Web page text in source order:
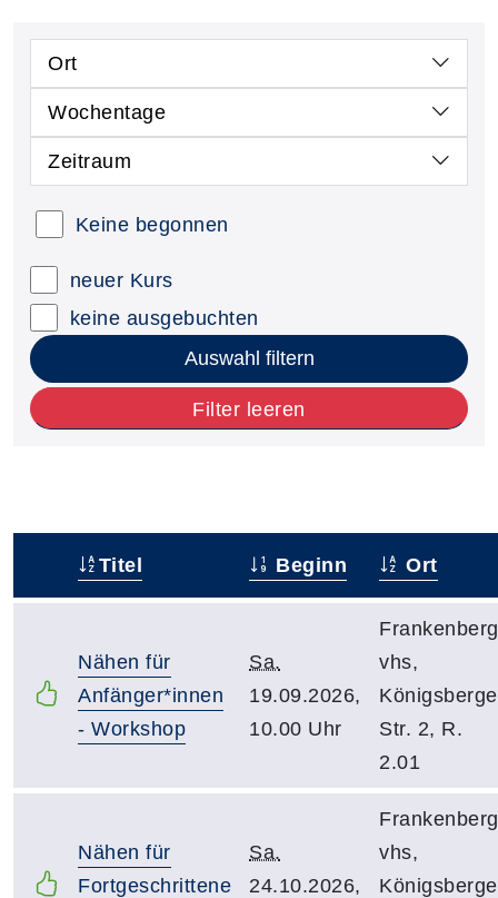
Ort
Wochentage
Zeitraum
Keine begonnen
neuer Kurs
keine ausgebuchten
Auswahl filtern
Filter leeren
Titel Beginn Ort
Nähen für
Anfänger*innen
- Workshop
Sa.
19.09.2026,
10.00 Uhr
vhs,
Str. 2, R.
2.01
Nähen für
Fortgeschrittene
Sa.
24.10.2026,
vhs,